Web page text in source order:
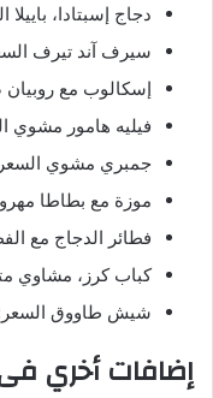
دجاج إسبتادا، باييلا السعر: ٦٥
سيرف آند تيرف السعر: ٨٥ ريال
إسكالوب مع روبيان صغير
فيليه هامور مشوي السعر: ٥٤
جمبري مشوي السعر: ١٠٠ ريال
موزة مع بطاطا مهروسة بسعر
فطائر الدجاج مع الفطر بسعر
كباب كرز، مشاوي متنوعة
شيش طاووق السعر: ٥٠ ريال
إضافات أخري